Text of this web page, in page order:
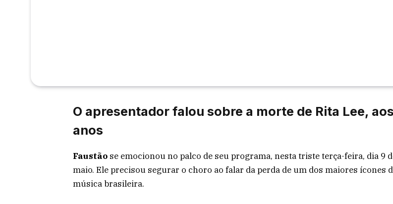
O apresentador falou sobre a morte de Rita Lee,
anos
Faustão se emocionou no palco de seu programa, nesta triste terça-feira, dia 9
maio. Ele precisou segurar o choro ao falar da perda de um dos maiores ícones
música brasileira.